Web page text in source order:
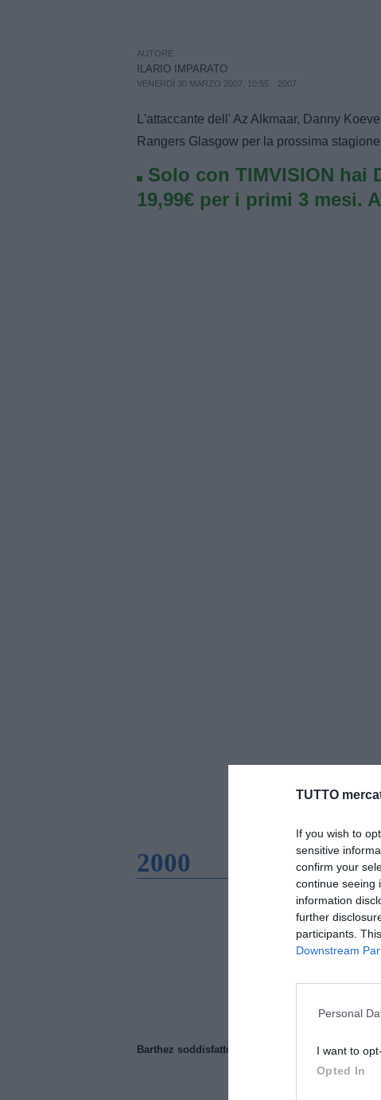
TUTTO
If you wish to
sensitive
confirm your
continue seeing
information
further
participants.
Downstream
Personal
I want to
Opted In
AUTORE
ILARIO IMPARATO
VENERDÌ 30 MARZO 2007, 10:55 2007
L'attaccante dell' Az Alkmaar, Danny
Rangers Glasgow per la prossima
Solo con TIMVISION hai
19,99€ per i primi 3 mesi.
2000
Barthez soddisfatto del Manchester United